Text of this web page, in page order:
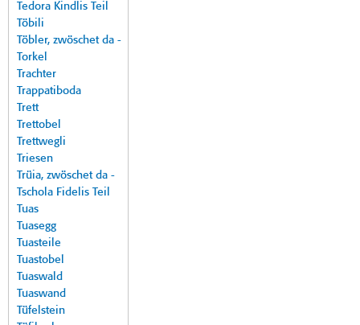
Tedora Kindlis Teil
Töbili
Töbler, zwöschet da -
Torkel
Trachter
Trappatiboda
Trett
Trettobel
Trettwegli
Triesen
Trüia, zwöschet da -
Tschola Fidelis Teil
Tuas
Tuasegg
Tuasteile
Tuastobel
Tuaswald
Tuaswand
Tüfelstein